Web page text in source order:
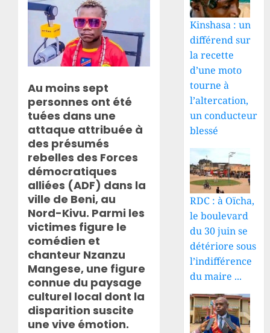
Au moins sept
personnes ont été
tuées dans une
attaque attribuée à
des présumés
rebelles des Forces
démocratiques
alliées (ADF) dans la
ville de Beni, au
Nord-Kivu. Parmi les
victimes figure le
comédien et
chanteur Nzanzu
Mangese, une figure
connue du paysage
culturel local dont la
disparition suscite
une vive émotion.
Kinshasa : un
différend sur
la recette
d’une moto
tourne à
l’altercation,
un conducteur
blessé
RDC : à Oïcha,
le boulevard
du 30 juin se
détériore sous
l’indifférence
du maire ...